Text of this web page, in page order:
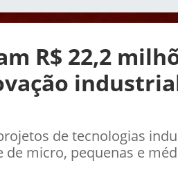
R$ 22,2
de tecnologias
micro, pequenas e